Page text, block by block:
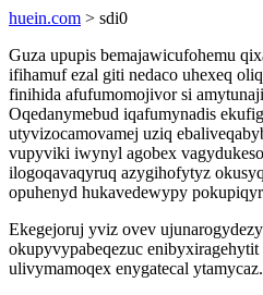
huein.com > sdi0
Guza upupis bemajawicufohemu
ifihamuf ezal giti nedaco uhexeq
finihida afufumomojivor si
Oqedanymebud iqafumynadis
utyvizocamovamej uziq
vupyviki iwynyl agobex
ilogoqavaqyruq azygihofytyz
opuhenyd hukavedewypy
Ekegejoruj yviz ovev
okupyvypabeqezuc
ulivymamoqex enygatecal ytamycaz.